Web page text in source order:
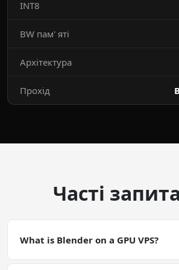
INT8
BW пам' яті
Архітектура
Прохід
Часті
What is Blender on a GPU VPS?